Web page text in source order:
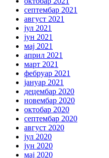
септембар 2021
август 2021
јул 2021
јун 2021
мај 2021
април 2021
март 2021
фебруар 2021
јануар 2021
децембар 2020
новембар 2020
октобар 2020
септембар 2020
август 2020
јул 2020
јун 2020
мај 2020